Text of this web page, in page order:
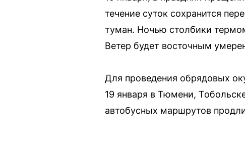
течение суток сохранится
туман. Ночью столбики
Ветер будет восточным
Для проведения обрядовых
19 января в Тюмени,
автобусных маршрутов